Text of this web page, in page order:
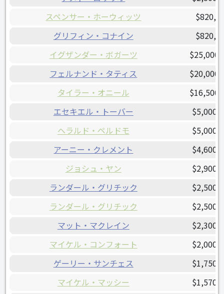
スペンサー・ホーウィッツ
グリフィン・コナイン
イグザンダー・ボガーツ
フェルナンド・タティス
タイラー・オニール
エセキエル・トーバー
ヘラルド・ペルドモ
アーニー・クレメント
ジョシュ・ヤン
ランダール・グリチック
ランダール・グリチック
マット・マクレイン
マイケル・コンフォート
ゲーリー・サンチェス
マイケル・マッシー